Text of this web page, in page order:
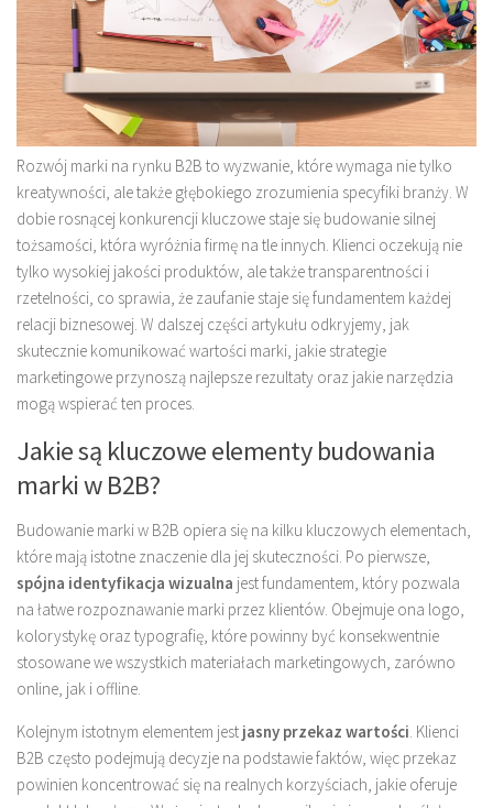
Rozwój marki na rynku B2B to wyzwanie, które wymaga nie tylko
kreatywności, ale także głębokiego zrozumienia specyfiki branży. W
dobie rosnącej konkurencji kluczowe staje się budowanie silnej
tożsamości, która wyróżnia firmę na tle innych. Klienci oczekują nie
tylko wysokiej jakości produktów, ale także transparentności i
rzetelności, co sprawia, że zaufanie staje się fundamentem każdej
relacji biznesowej. W dalszej części artykułu odkryjemy, jak
skutecznie komunikować wartości marki, jakie strategie
marketingowe przynoszą najlepsze rezultaty oraz jakie narzędzia
mogą wspierać ten proces.
Jakie są kluczowe elementy budowania
marki w B2B?
Budowanie marki w B2B opiera się na kilku kluczowych elementach,
które mają istotne znaczenie dla jej skuteczności. Po pierwsze,
spójna identyfikacja wizualna jest fundamentem, który pozwala
na łatwe rozpoznawanie marki przez klientów. Obejmuje ona logo,
kolorystykę oraz typografię, które powinny być konsekwentnie
stosowane we wszystkich materiałach marketingowych, zarówno
online, jak i offline.
Kolejnym istotnym elementem jest jasny przekaz wartości . Klienci
B2B często podejmują decyzje na podstawie faktów, więc przekaz
powinien koncentrować się na realnych korzyściach, jakie oferuje